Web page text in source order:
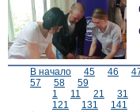
В начало
45 46
57
58
59
1
11 21 31
121
131 141